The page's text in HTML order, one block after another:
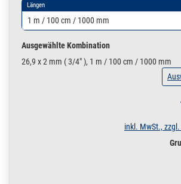
Längen
1 m / 100 cm / 1000 mm
Ausgewählte Kombination
26,9 x 2 mm ( 3/4" ), 1 m / 100 cm / 1000 mm
inkl. MwSt.,